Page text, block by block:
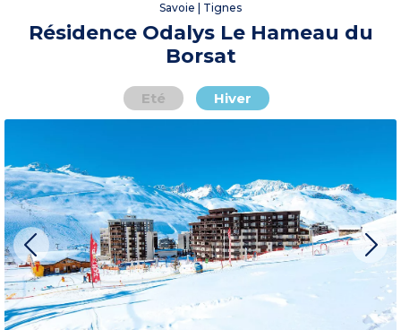
Savoie | Tignes
Résidence Odalys Le Hameau du
Borsat
Eté Hiver